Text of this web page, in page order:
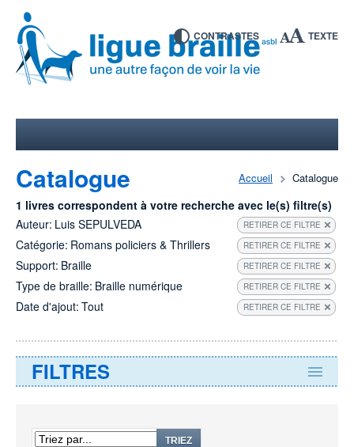
CONTRASTES TEXTE
Accueil Catalogue
Catalogue
1 livres correspondent à votre recherche avec le(s) filtre(s)
Auteur: Luis SEPULVEDA RETIRER CE FILTRE
Catégorie: Romans policiers & Thrillers RETIRER CE FILTRE
Support: Braille RETIRER CE FILTRE
Type de braille: Braille numérique RETIRER CE FILTRE
Date d'ajout: Tout RETIRER CE FILTRE
FILTRES
TRIEZ